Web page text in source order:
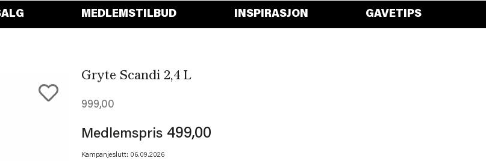
MEDLEMSTILBUD INSPIRASJON GAVETIPS
Gryte Scandi 2,4 L
999,00
Medlemspris 499,00
Kampanjeslutt: 06.09.2026